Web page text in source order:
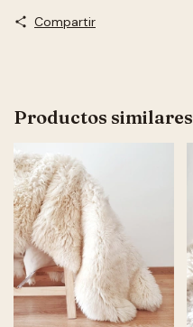
Compartir
Productos similares